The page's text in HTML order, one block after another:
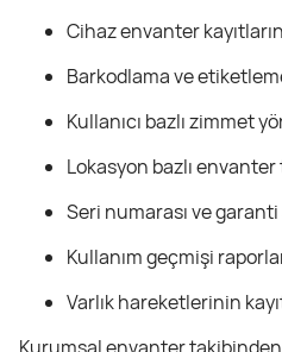
Cihaz envanter
Barkodlama ve
Kullanıcı bazlı zimmet
Lokasyon bazlı
Seri numarası ve
Kullanım geçmişi
Varlık hareketlerinin